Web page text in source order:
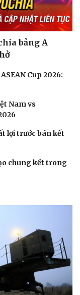
bảng A
Cup 2026:
Nam vs
lợi trước bán kết
chung kết trong